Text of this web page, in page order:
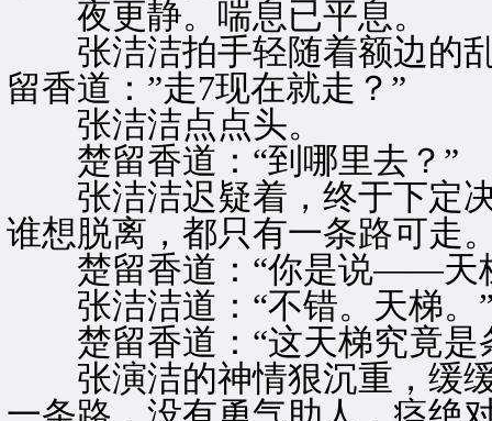
夜更静。喘息已平息。
张洁洁拍手轻随着额边的乱
留香道：”走7现在就走？”
张洁洁点点头。
楚留香道：“到哪里去？”
张洁洁迟疑着，终于下定决
谁想脱离，都只有一条路可走
楚留香道：“你是说——天
张洁洁道：“不错。天梯。
楚留香道：“这天梯究竟是
张演洁的神情狠沉重，缓缓